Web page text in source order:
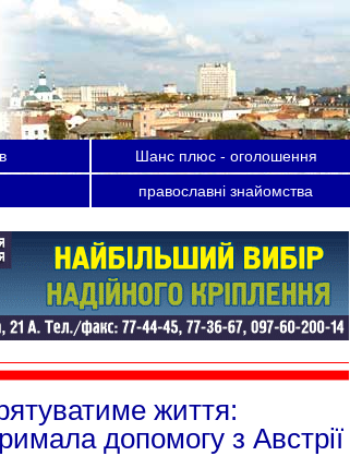
Шанс плюс - оголошення
православні знайомства
життя:
допомогу з Австрії